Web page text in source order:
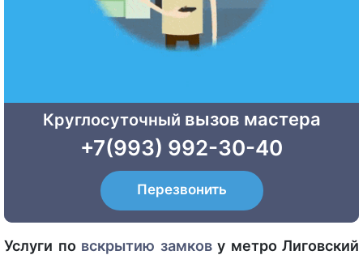
Круглосуточный вызов мастера
+7(993) 992-30-40
Перезвонить
Услуги по вскрытию замкову метро Лиговский